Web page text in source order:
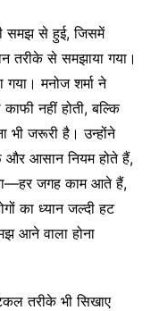
समझ से हुई, जिसमें
तरीके से समझाया गया।
मनोज शर्मा ने
नहीं होती, बल्कि
भी जरूरी है। उन्होंने
आसान नियम होते हैं,
जगह काम आते हैं,
का ध्यान जल्दी हट
आने वाला होना
तरीके भी सिखाए